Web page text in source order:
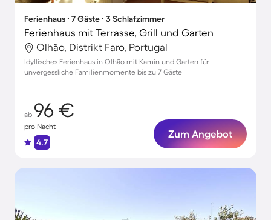
Ferienhaus ∙ 7 Gäste ∙ 3 Schlafzimmer
Ferienhaus mit Terrasse, Grill und Garten
Olhão, Distrikt Faro, Portugal
Idyllisches Ferienhaus in Olhão mit Kamin und Garten für
unvergessliche Familienmomente bis zu 7 Gäste
ab 96 €
pro Nacht
4.7
Zum Angebot